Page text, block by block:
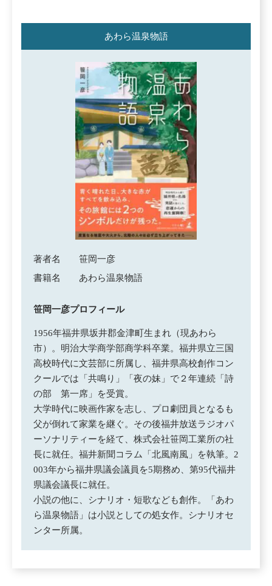
あわら温泉物語
著者名
笹岡一彦
書籍名
あわら温泉物語
笹岡一彦プロフィール
1956年福井県坂井郡金津町生まれ（現あわら
市）。明治大学商学部商学科卒業。福井県立三国
高校時代に文芸部に所属し、福井県高校創作コン
クールでは「共鳴り」「夜の妹」で２年連続「詩
の部 第一席」を受賞。
大学時代に映画作家を志し、プロ劇団員となるも
父が倒れて家業を継ぐ。その後福井放送ラジオパ
ーソナリティーを経て、株式会社笹岡工業所の社
長に就任。福井新聞コラム「北風南風」を執筆。2
003年から福井県議会議員を5期務め、第95代福井
県議会議長に就任。
小説の他に、シナリオ・短歌なども創作。「あわ
ら温泉物語」は小説としての処女作。シナリオセ
ンター所属。